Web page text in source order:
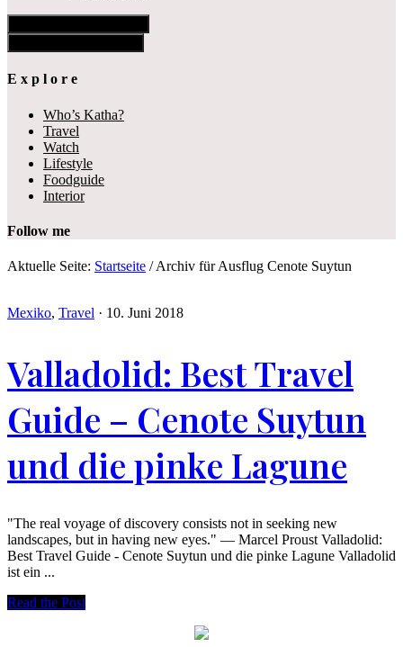
E x p l o r e
Who’s Katha?
Travel
Watch
Lifestyle
Foodguide
Interior
Follow me
Aktuelle Seite: Startseite /Archiv für Ausflug Cenote Suytun
Mexiko, Travel · 10. Juni 2018
Valladolid: Best Travel
Guide – Cenote Suytun
und die pinke Lagune
"The real voyage of discovery consists not in seeking new
landscapes, but in having new eyes." — Marcel Proust Valladolid:
Best Travel Guide - Cenote Suytun und die pinke Lagune Valladolid
ist ein ...
Read the Post